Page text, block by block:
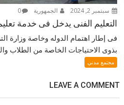
سبتمبر 2, 2024 الجمهورية 0
التعليم الفنى يدخل فى خدمة
فى إطار اهتمام الدوله وخاصة وزارة
بذوى الاحتياجات الخاصة من الطلاب
مجتمع مدني
LEAVE A COMMENT